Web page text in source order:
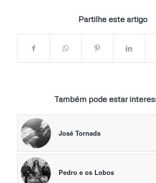
Partilhe este artigo
Também pode estar
José Tornada
Pedro e os Lobos